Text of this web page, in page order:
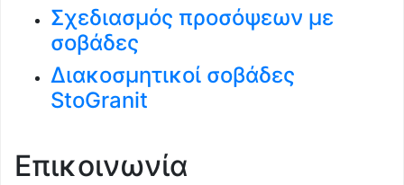
Σχεδιασμός προσόψεων με
σοβάδες
Διακοσμητικοί σοβάδες
StoGranit
Επικοινωνία